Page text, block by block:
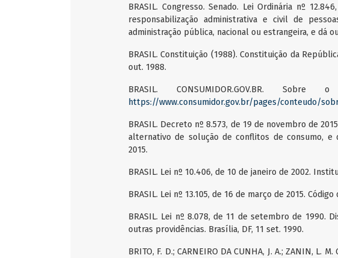
BRASIL. Congresso. Senado. Lei Ordinária nº
responsabilização administrativa e civil de
administração pública, nacional ou estrangeira, e dá
BRASIL. Constituição (1988). Constituição da
out. 1988.
BRASIL. CONSUMIDOR.GOV.BR.
https://www.consumidor.gov.br/pages/conteudo/
BRASIL. Decreto nº 8.573, de 19 de novembro de
alternativo de solução de conflitos de consumo, e
2015.
BRASIL. Lei nº 10.406, de 10 de janeiro de 2002.
BRASIL. Lei nº 13.105, de 16 de março de 2015.
BRASIL. Lei nº 8.078, de 11 de setembro de 1990.
outras providências. Brasília, DF, 11 set. 1990.
BRITO, F. D.; CARNEIRO DA CUNHA, J. A.; ZANIN, L.